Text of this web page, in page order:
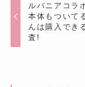
ルバニアコラ
本体もついて
んは購入でき
査!